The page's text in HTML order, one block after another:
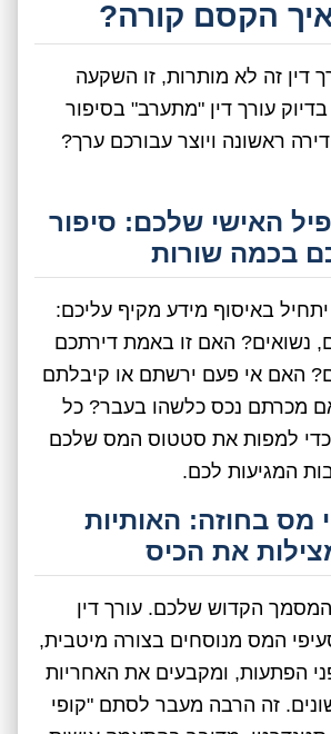
הקסם קורה?
דין זה לא מותרות, זו השקעה
עורך דין "מתערב" בסיפור
ראשונה ויוצר עבורכם ערך?
האישי שלכם: סיפור
בכמה שורות
יתחיל באיסוף מידע מקיף עליכם:
נשואים? האם זו באמת דירתכם
האם אי פעם ירשתם או קיבלתם
מכרתם נכס כלשהו בעבר? כל
כדי למפות את סטטוס המס שלכם
המגיעות לכם.
מס בחוזה: האותיות
את הכיס
הקדוש שלכם. עורך דין
המס מנוסחים בצורה מיטבית,
הפתעות, ומקבעים את האחריות
זה הרבה מעבר לסתם "קופי